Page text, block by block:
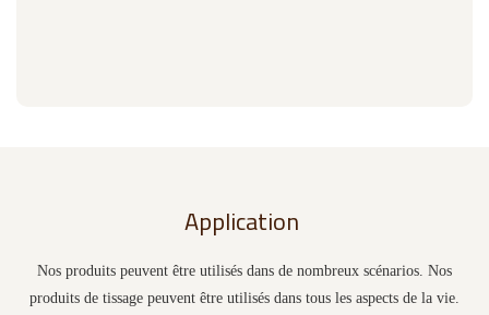
Application
Nos produits peuvent être utilisés dans de nombreux scénarios. Nos
produits de tissage peuvent être utilisés dans tous les aspects de la vie.